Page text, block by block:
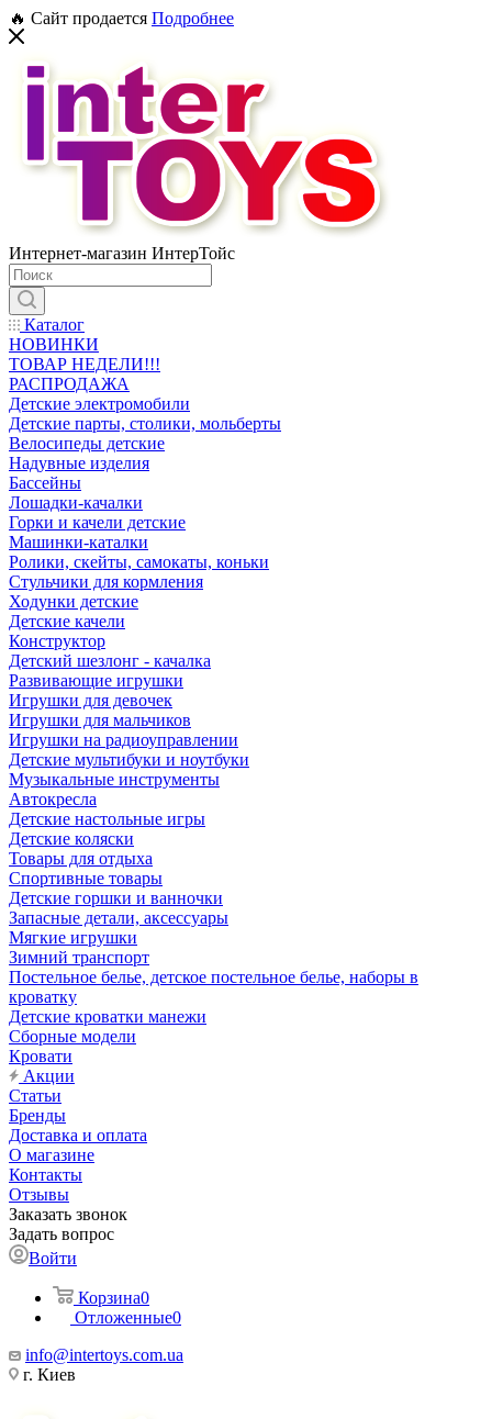
🔥 Сайт продается Подробнее
Интернет-магазин ИнтерТойс
Каталог
НОВИНКИ
ТОВАР НЕДЕЛИ!!!
РАСПРОДАЖА
Детские электромобили
Детские парты, столики, мольберты
Велосипеды детские
Надувные изделия
Бассейны
Лошадки-качалки
Горки и качели детские
Машинки-каталки
Ролики, скейты, самокаты, коньки
Стульчики для кормления
Ходунки детские
Детские качели
Конструктор
Детский шезлонг - качалка
Развивающие игрушки
Игрушки для девочек
Игрушки для мальчиков
Игрушки на радиоуправлении
Детские мультибуки и ноутбуки
Музыкальные инструменты
Автокресла
Детские настольные игры
Детские коляски
Товары для отдыха
Спортивные товары
Детские горшки и ванночки
Запасные детали, аксессуары
Мягкие игрушки
Зимний транспорт
Постельное белье, детское постельное белье, наборы в
кроватку
Детские кроватки манежи
Сборные модели
Кровати
Акции
Статьи
Бренды
Доставка и оплата
О магазине
Контакты
Отзывы
Заказать звонок
Задать вопрос
Войти
Корзина0
Отложенные0
info@intertoys.com.ua
г. Киев